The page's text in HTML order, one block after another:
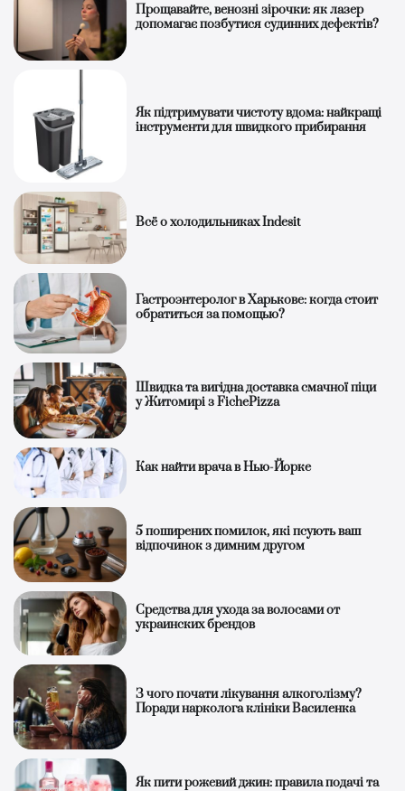
Прощавайте, венозні зірочки: як лазер
допомагає позбутися судинних дефектів?
Як підтримувати чистоту вдома: найкращі
інструменти для швидкого прибирання
Всё о холодильниках Indesit
Гастроэнтеролог в Харькове: когда стоит
обратиться за помощью?
Швидка та вигідна доставка смачної піци
у Житомирі з FichePizza
Как найти врача в Нью-Йорке
5 поширених помилок, які псують ваш
відпочинок з димним другом
Средства для ухода за волосами от
украинских брендов
З чого почати лікування алкоголізму?
Поради нарколога клініки Василенка
Як пити рожевий джин: правила подачі та